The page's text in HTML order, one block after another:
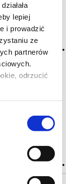
lepiej
i prowadzić
ze
partnerów
odrzucić
wine
usunięto
na rynku